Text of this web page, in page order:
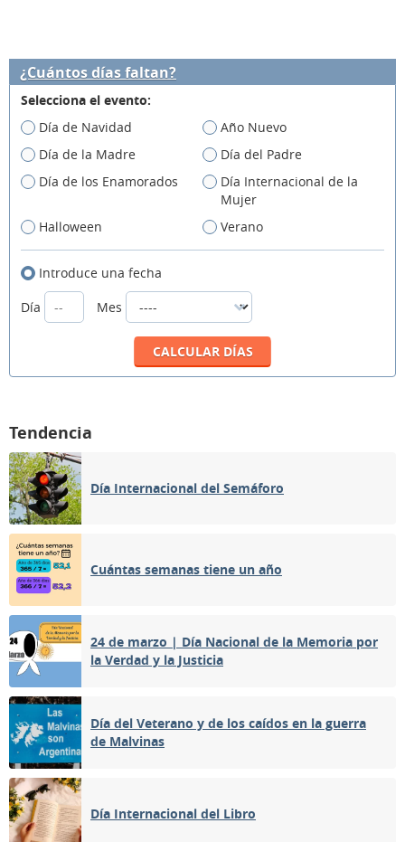
¿Cuántos días faltan?
Selecciona el evento:
Día de Navidad
Año Nuevo
Día de la Madre
Día del Padre
Día de los Enamorados
Día Internacional de la
Mujer
Halloween
Verano
Introduce una fecha
Día
Mes
Tendencia
Día Internacional del Semáforo
Cuántas semanas tiene un año
24 de marzo | Día Nacional de la Memoria por
la Verdad y la Justicia
Día del Veterano y de los caídos en la guerra
de Malvinas
Día Internacional del Libro